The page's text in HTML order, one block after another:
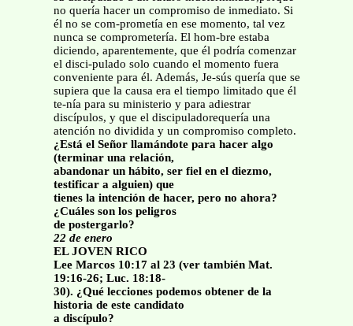
no quería hacer un compromiso de inmediato. Si
él no se com-prometía en ese momento, tal vez
nunca se comprometería. El hom-bre estaba
diciendo, aparentemente, que él podría comenzar
el disci-pulado solo cuando el momento fuera
conveniente para él. Además, Je-sús quería que se
supiera que la causa era el tiempo limitado que él
te-nía para su ministerio y para adiestrar
discípulos, y que el discipuladorequería una
atención no dividida y un compromiso completo.
¿Está el Señor llamándote para hacer algo
(terminar una relación,
abandonar un hábito, ser fiel en el diezmo,
testificar a alguien) que
tienes la intención de hacer, pero no ahora?
¿Cuáles son los peligros
de postergarlo?
22 de enero
EL JOVEN RICO
Lee Marcos 10:17 al 23 (ver también Mat.
19:16-26; Luc. 18:18-
30). ¿Qué lecciones podemos obtener de la
historia de este candidato
a discípulo?